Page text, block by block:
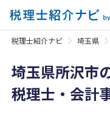
税理士紹介ナビ 埼玉県
埼玉県所沢市
税理士・会計